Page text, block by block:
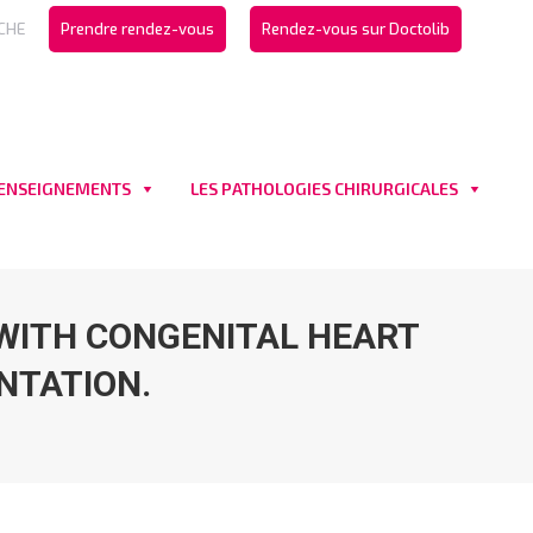
Prendre rendez-vous Rendez-vous sur Doctolib
LES PATHOLOGIES CHIRURGICALES
CONGENITAL HEART